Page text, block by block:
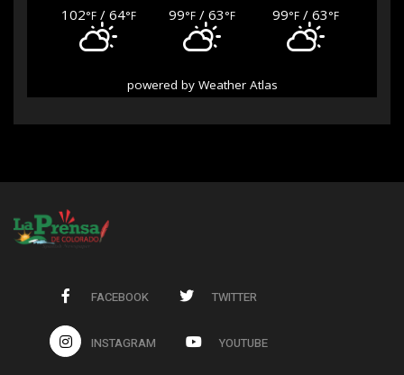
102°F/ 64°F 99°F/ 63°F 99°F/ 63°F
powered by Weather Atlas
FACEBOOK TWITTER
INSTAGRAM YOUTUBE